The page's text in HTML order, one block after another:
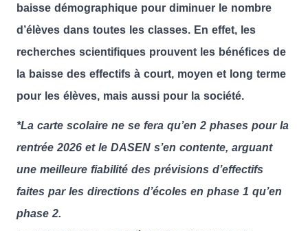
baisse démographique pour diminuer le nombre
d’élèves dans toutes les classes. En effet, les
recherches scientifiques prouvent les bénéfices de
la baisse des effectifs à court, moyen et long terme
pour les élèves, mais aussi pour la société.
*La carte scolaire ne se fera qu’en 2 phases pour la
rentrée 2026 et le DASEN s’en contente, arguant
une meilleure fiabilité des prévisions d’effectifs
faites par les directions d’écoles en phase 1 qu’en
phase 2.